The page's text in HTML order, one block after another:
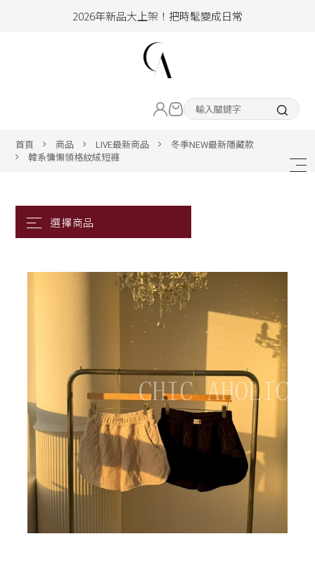
2026年新品大上架！把時髦變成日常
hello !! Happy to 2026
2026年新品大上架！把時髦變成日常
ALL ITEM
CA made
首頁 商品 LIVE最新商品
冬季NEW最新隱藏款
韓系慵懶領格紋絨短褲